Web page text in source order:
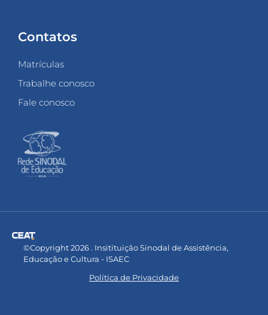
Contatos
Matrículas
Trabalhe conosco
Fale conosco
©Copyright 2026 . Insitituição Sinodal de Assistência,
Educação e Cultura - ISAEC
Política de Privacidade